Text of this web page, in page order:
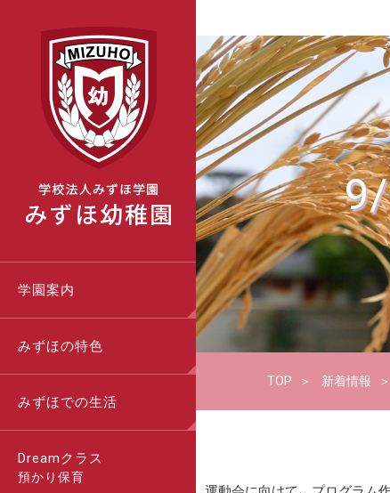
学園案内
みずほの特色
みずほでの生活
Dreamクラス
預かり保育
TOP 新着情報